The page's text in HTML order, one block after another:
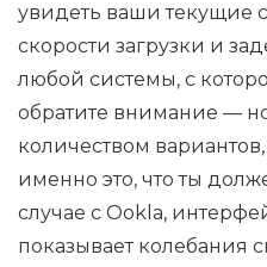
увидеть ваши текущие
скорости загрузки и
любой системы, с
обратите внимание —
количеством
именно это, что ты
случае с Ookla,
показывает колебания